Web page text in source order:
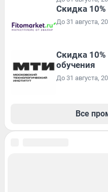
Скидка
До 31 августа,
Скидка
обучения
До 31 августа,
Все